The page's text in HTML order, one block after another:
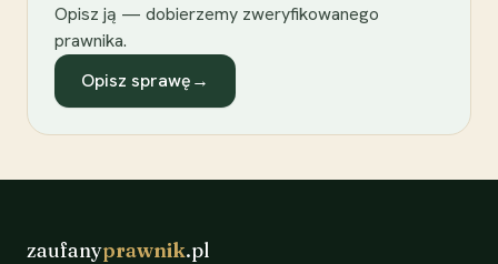
Opisz ją — dobierzemy zweryfikowanego
prawnika.
Opisz sprawę→
zaufanyprawnik.pl